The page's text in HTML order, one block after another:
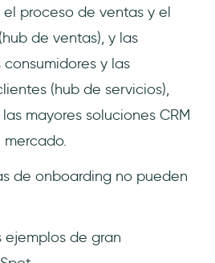
proceso de ventas y el
de ventas), y las
y las
(hub de servicios),
mayores soluciones CRM
de onboarding no pueden
ejemplos de gran